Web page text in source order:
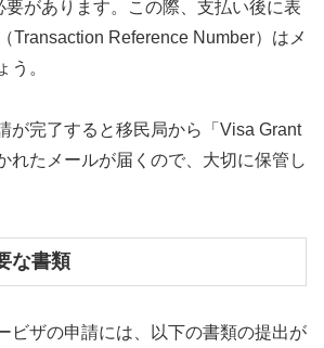
があります。この際、支払い後に表
Transaction Reference Number）はメ
う。
が完了すると移民局から「Visa Grant
れたメールが届くので、大切に保管し
な書類
ビザの申請には、以下の書類の提出が